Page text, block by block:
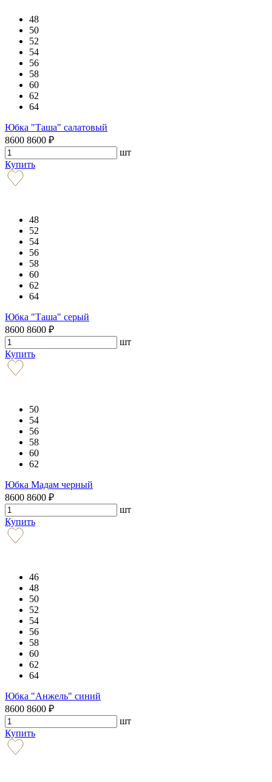
48
50
52
54
56
58
60
62
64
Юбка "Таша" салатовый
8600 8600 ₽
шт
Купить
48
52
54
56
58
60
62
64
Юбка "Таша" серый
8600 8600 ₽
шт
Купить
50
54
56
58
60
62
Юбка Мадам черный
8600 8600 ₽
шт
Купить
46
48
50
52
54
56
58
60
62
64
Юбка "Анжель" синий
8600 8600 ₽
шт
Купить